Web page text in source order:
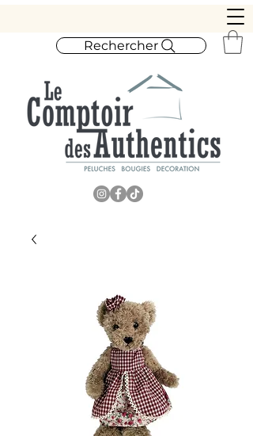
Rechercher